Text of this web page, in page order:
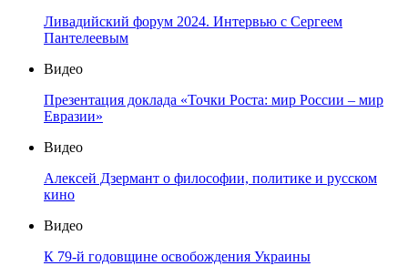
Ливадийский форум 2024. Интервью с Сергеем
Пантелеевым
Видео
Презентация доклада «Точки Роста: мир России – мир
Евразии»
Видео
Алексей Дзермант о философии, политике и русском
кино
Видео
К 79-й годовщине освобождения Украины